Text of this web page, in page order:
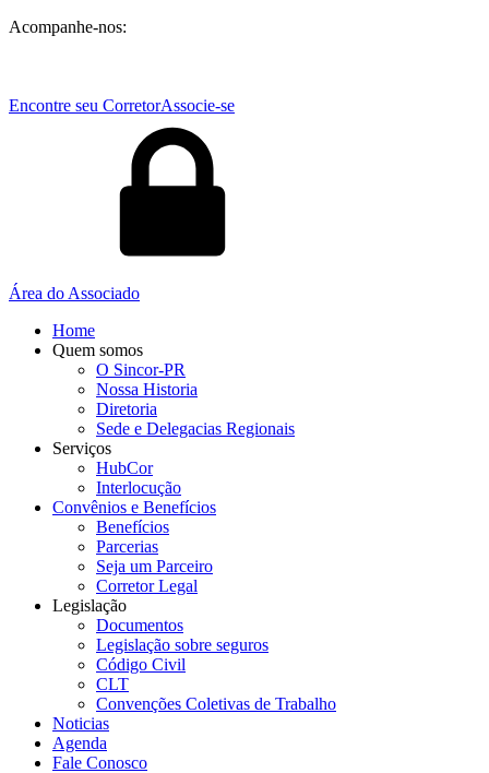
Acompanhe-nos:
Encontre seu CorretorAssocie-se
Área do Associado
Home
Quem somos
O Sincor-PR
Nossa Historia
Diretoria
Sede e Delegacias Regionais
Serviços
HubCor
Interlocução
Convênios e Benefícios
Benefícios
Parcerias
Seja um Parceiro
Corretor Legal
Legislação
Documentos
Legislação sobre seguros
Código Civil
CLT
Convenções Coletivas de Trabalho
Noticias
Agenda
Fale Conosco